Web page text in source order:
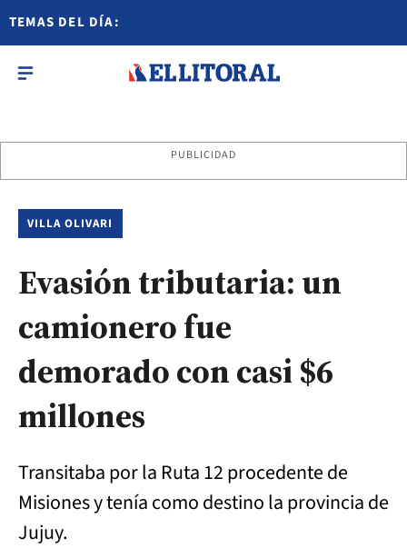
TEMAS DEL DÍA:
PUBLICIDAD
VILLA OLIVARI
Evasión tributaria: un
camionero fue
demorado con casi $6
millones
Transitaba por la Ruta 12 procedente de
Misiones y tenía como destino la provincia de
Jujuy.